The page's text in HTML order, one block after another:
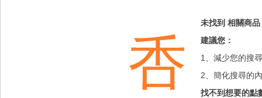
㕿
未找到 相關商品
建議您：
1、減少您的搜
2、簡化搜尋的
找不到想要的點